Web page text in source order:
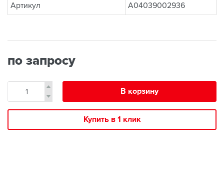
Артикул
A04039002936
по запросу
В корзину
Купить в 1 клик